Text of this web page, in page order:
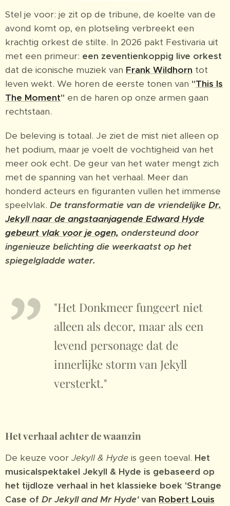
Stel je voor: je zit op de tribune, de koelte van de
avond komt op, en plotseling verbreekt een
krachtig orkest de stilte. In 2026 pakt Festivaria uit
met een primeur: een zeventienkoppig live orkest
dat de iconische muziek van Frank Wildhorn tot
leven wekt. We horen de eerste tonen van "This Is
The Moment" en de haren op onze armen gaan
rechtstaan.
De beleving is totaal. Je ziet de mist niet alleen op
het podium, maar je voelt de vochtigheid van het
meer ook echt. De geur van het water mengt zich
met de spanning van het verhaal. Meer dan
honderd acteurs en figuranten vullen het immense
speelvlak. De transformatie van de vriendelijke Dr.
Jekyll naar de angstaanjagende Edward Hyde
gebeurt vlak voor je ogen, ondersteund door
ingenieuze belichting die weerkaatst op het
spiegelgladde water.
"Het Donkmeer fungeert niet
alleen als decor, maar als een
levend personage dat de
innerlijke storm van Jekyll
versterkt."
Het verhaal achter de waanzin
De keuze voor Jekyll & Hyde is geen toeval. Het
musicalspektakel Jekyll & Hyde is gebaseerd op
het tijdloze verhaal in het klassieke boek 'Strange
Case of Dr Jekyll and Mr Hyde'van Robert Louis